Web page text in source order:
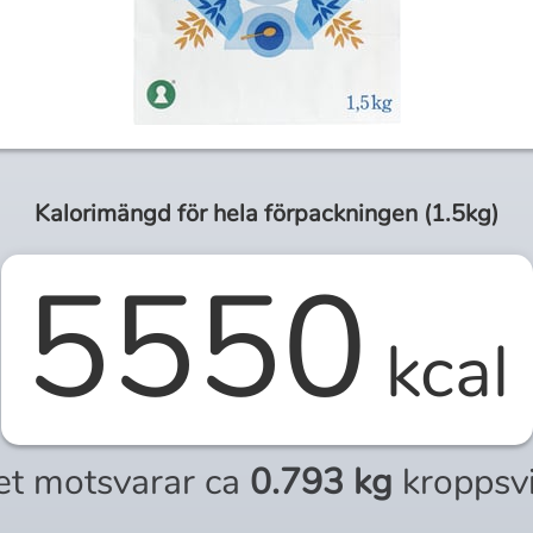
Kalorimängd förhela förpackningen (1.5kg)
5550 kcal
motsvarar ca 0.793 kg